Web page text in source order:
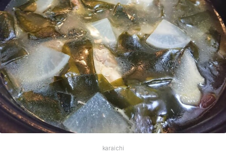
karaichi